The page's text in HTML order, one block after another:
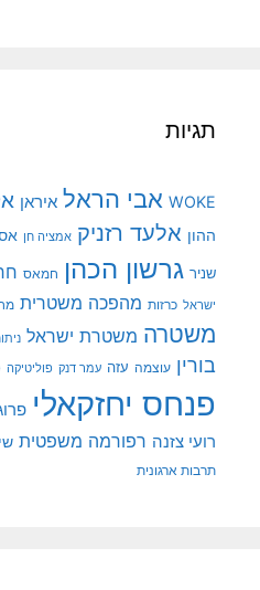
תגיות
WOKE אבי הראל איראן
ההון אלעד רזניק אמציה חן
שניר גרשון הכהן חמאס
ישראל כרזות מהפכה משטרית
משטרה משטרת ישראל
בורין עוצמה עזה עמר דנק פוליטיקה
פנחס יחזקאלי
רועי צזנה רפורמה משפטית
תרבות ארגונית